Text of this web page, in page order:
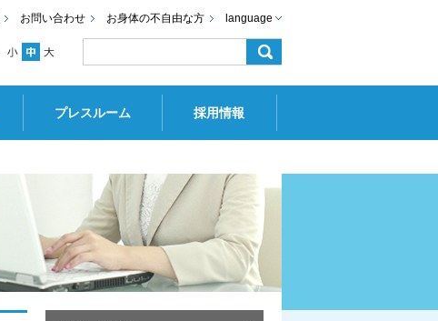
お問い合わせ お身体の不自由な方 language
プレスルーム 採用情報